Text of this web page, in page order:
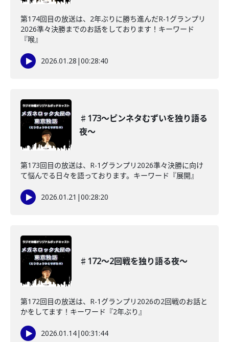
第174回目の放送は、2年ぶりに勝ち進んだR-1グランプリ
2026準々決勝までのお話をしております！キーワード
『喉』
2026.01.28 |00:28:40
♯173〜ピンネタむずいを独り語る
夜〜
第173回目の放送は、R-1グランプリ2026準々決勝に向け
て悩んでる日々を語っております。キーワード『展開』
2026.01.21 |00:28:20
♯172〜2回戦を独り語る夜〜
第172回目の放送は、R-1グランプリ2026の2回戦のお話と
かをしてます！キーワード『2年ぶり』
2026.01.14|00:31:44